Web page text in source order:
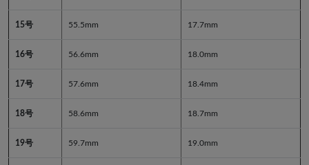
15号 55.5mm 17.7mm
16号 56.6mm 18.0mm
17号 57.6mm 18.4mm
18号 58.6mm 18.7mm
19号 59.7mm 19.0mm